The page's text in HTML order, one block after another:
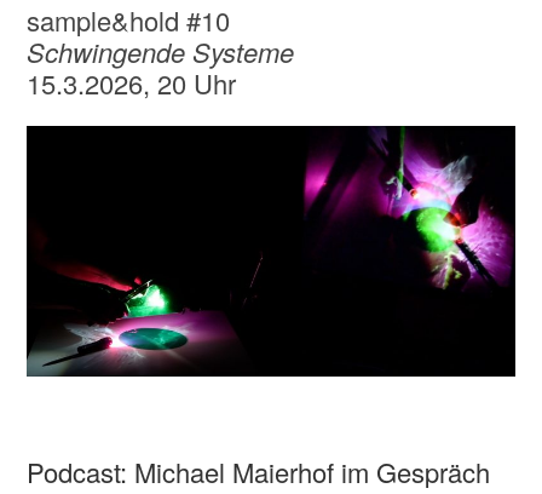
sample&hold #10
Schwingende Systeme
15.3.2026, 20 Uhr
Podcast: Michael Maierhof im Gespräch